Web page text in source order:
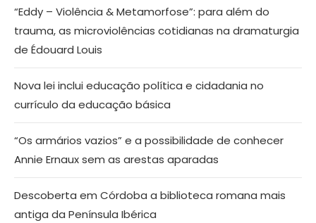
“Eddy – Violência & Metamorfose”: para além do
trauma, as microviolências cotidianas na dramaturgia
de Édouard Louis
Nova lei inclui educação política e cidadania no
currículo da educação básica
“Os armários vazios” e a possibilidade de conhecer
Annie Ernaux sem as arestas aparadas
Descoberta em Córdoba a biblioteca romana mais
antiga da Península Ibérica